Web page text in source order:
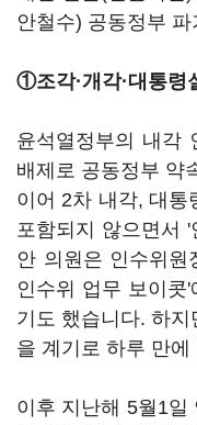
안철수) 공동정부
①조각·개각·대통령
윤석열정부의 내각
배제로 공동정부 약
이어 2차 내각, 대통
포함되지 않으면서
안 의원은 인수위
인수위 업무 보이콧
기도 했습니다. 하
을 계기로 하루 만
이후 지난해 5월1일